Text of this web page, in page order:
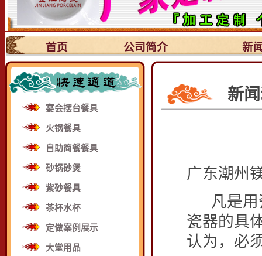
首页 公司简介 新
宴会摆台餐具
火锅餐具
自助简餐餐具
砂锅砂煲
紫砂餐具
茶杯水杯
定做案例展示
大堂用品
新
广东潮州
凡是用
瓷器的具
认为，必